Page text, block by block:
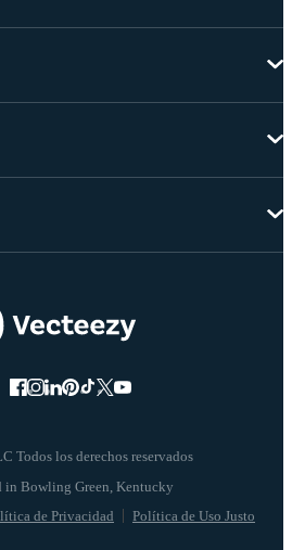
Todos los derechos reservados
de Privacidad Política de Uso Justo